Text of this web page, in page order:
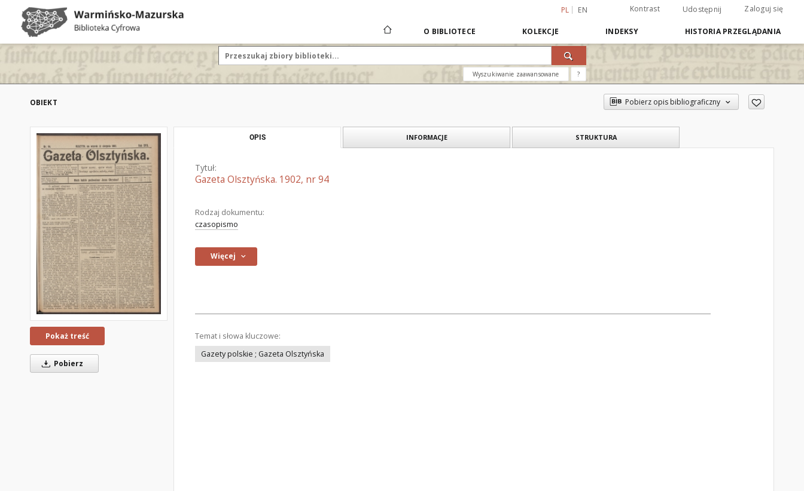
PL EN Kontrast Udostępnij Zaloguj się
O BIBLIOTECE KOLEKCJE INDEKSY HISTORIA PRZEGLĄDANIA
Wyszukiwanie zaawansowane ?
OBIEKT Pobierz opis bibliograficzny
Pokaż treść
Pobierz
OPIS INFORMACJE STRUKTURA
Tytuł:
Gazeta Olsztyńska. 1902, nr 94
Rodzaj dokumentu:
czasopismo
Więcej
Temat i słowa kluczowe:
Gazety polskie ; Gazeta Olsztyńska